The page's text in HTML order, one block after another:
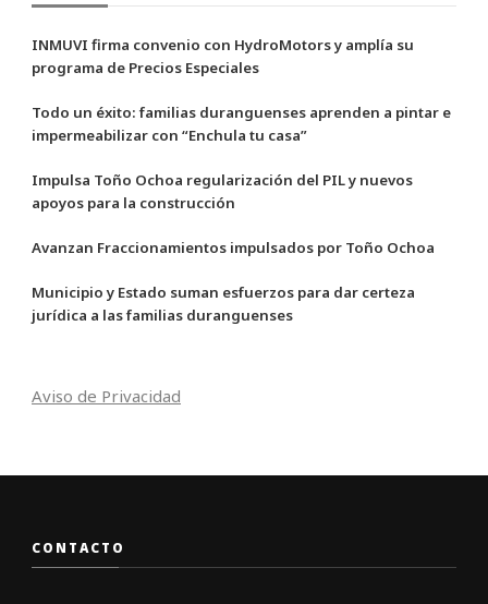
INMUVI firma convenio con HydroMotors y amplía su
programa de Precios Especiales
Todo un éxito: familias duranguenses aprenden a pintar e
impermeabilizar con “Enchula tu casa”
Impulsa Toño Ochoa regularización del PIL y nuevos
apoyos para la construcción
Avanzan Fraccionamientos impulsados por Toño Ochoa
Municipio y Estado suman esfuerzos para dar certeza
jurídica a las familias duranguenses
Aviso de Privacidad
CONTACTO